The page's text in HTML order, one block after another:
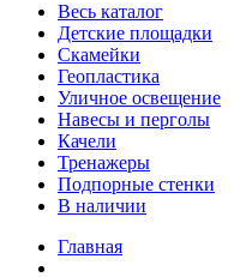
Весь каталог
Детские площадки
Скамейки
Геопластика
Уличное освещение
Навесы и перголы
Качели
Тренажеры
Подпорные стенки
В наличии
Главная